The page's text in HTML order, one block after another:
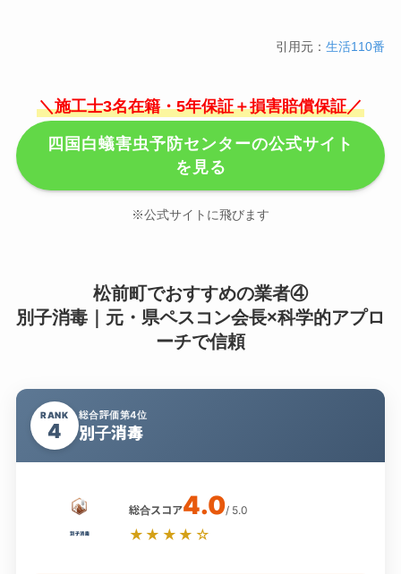
引用元：生活110番
＼施工士3名在籍・5年保証＋損害賠償保証／
四国白蟻害虫予防センターの公式サイト
を見る
※公式サイトに飛びます
松前町でおすすめの業者④
別子消毒｜元・県ペスコン会長×科学的アプロ
ーチで信頼
RANK
4
総合評価第4位
別子消毒
総合スコア4.0/ 5.0
★★★★☆